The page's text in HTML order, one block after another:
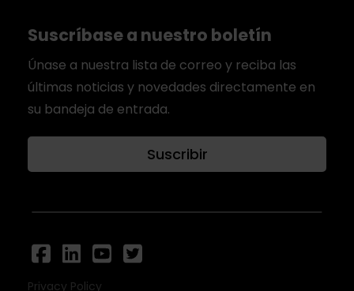
Suscríbase a nuestro boletín
Únase a nuestra lista de correo y reciba las
últimas noticias y novedades directamente en
su bandeja de entrada.
Suscribir
Privacy Policy